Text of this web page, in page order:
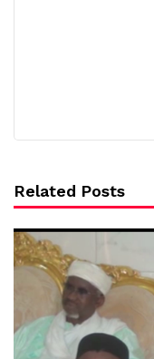
Related Posts